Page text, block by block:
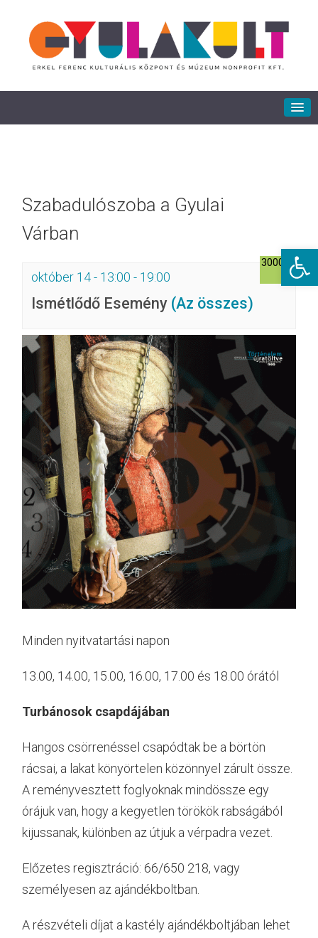
Szabadulószoba a Gyulai
Várban
október 14 - 13:00 - 19:00
Ismétlődő Esemény (Az összes)
3000Ft
Minden nyitvatartási napon
13.00, 14.00, 15.00, 16.00, 17.00 és 18.00 órától
Turbánosok csapdájában
Hangos csörrenéssel csapódtak be a börtön
rácsai, a lakat könyörtelen közönnyel zárult össze.
A reményvesztett foglyoknak mindössze egy
órájuk van, hogy a kegyetlen törökök rabságából
kijussanak, különben az útjuk a vérpadra vezet.
Előzetes regisztráció: 66/650 218, vagy
személyesen az ajándékboltban.
A részvételi díjat a kastély ajándékboltjában lehet